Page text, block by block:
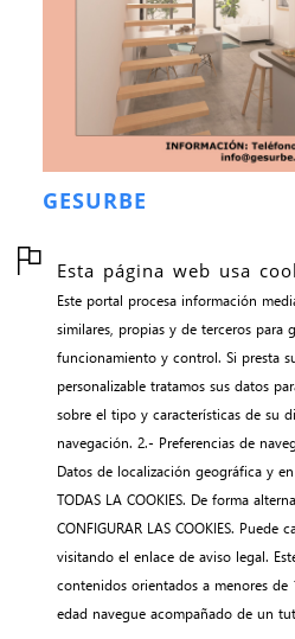
Esta página web usa
Este portal procesa información
similares, propias y de terceros para
funcionamiento y control. Si presta
personalizable tratamos sus datos
sobre el tipo y características de su
navegación. 2.- Preferencias de
Datos de localización geográfica y
TODAS LA COOKIES. De forma
CONFIGURAR LAS COOKIES. Puede cambiar sus preferencias
visitando el enlace de aviso legal.
contenidos orientados a menores de 16 años; si es menor de esa
edad navegue acompañado de un
GESURBE
contacto
aviso legal
gestión de cookies
webNEWS || adalidmyo